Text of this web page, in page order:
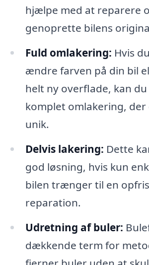
hjælpe med at reparere
genoprette bilens
Fuld omlakering: Hvis
ændre farven på din bil
helt ny overflade, kan du
komplet omlakering,
unik.
Delvis lakering: Dette
god løsning, hvis kun
bilen trænger til en
reparation.
Udretning af buler:
dækkende term for